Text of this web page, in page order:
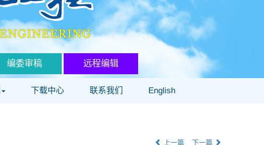
编委审稿 远程编辑
下载中心 联系我们 English
上一篇 下一篇